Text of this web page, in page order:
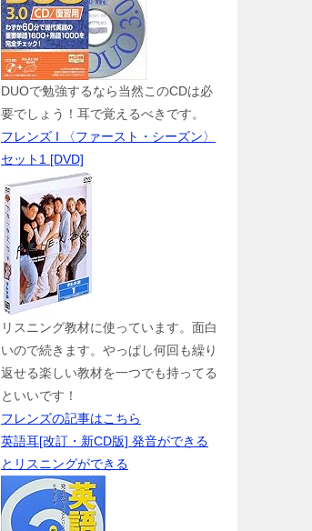
DUOで勉強するなら当然このCDは必
要でしょう！耳で覚えるべきです。
フレンズ I 〈ファースト・シーズン〉
セット1 [DVD]
リスニング教材に使っています。面白
いので続きます。やっぱし何回も繰り
返せる楽しい教材を一つでも持ってる
といいです！
フレンズの記事はこちら
英語耳[改訂・新CD版] 発音ができる
とリスニングができる